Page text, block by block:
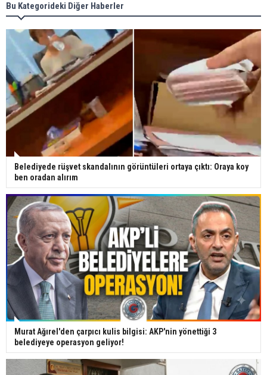
Bu Kategorideki Diğer Haberler
Belediyede rüşvet skandalının görüntüleri ortaya çıktı: Oraya koy
ben oradan alırım
Murat Ağırel'den çarpıcı kulis bilgisi: AKP'nin yönettiği 3
belediyeye operasyon geliyor!